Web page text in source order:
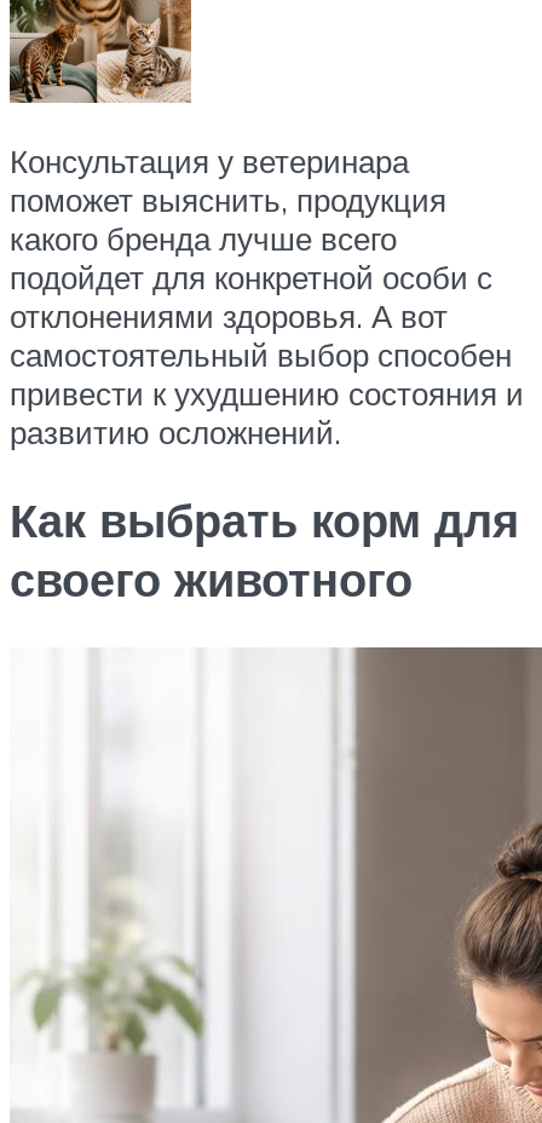
Консультация у ветеринара
поможет выяснить, продукция
какого бренда лучше всего
подойдет для конкретной особи с
отклонениями здоровья. А вот
самостоятельный выбор способен
привести к ухудшению состояния и
развитию осложнений.
Как выбрать корм для
своего животного